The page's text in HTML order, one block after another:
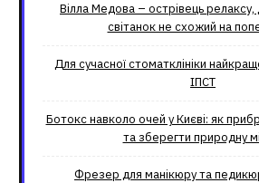
Вілла Медова – острівець
світанок не схожий на
Для сучасної стоматклініки
ІПСТ
Ботокс навколо очей у Києві: як
та зберегти природну
Фрезер для манікюру та